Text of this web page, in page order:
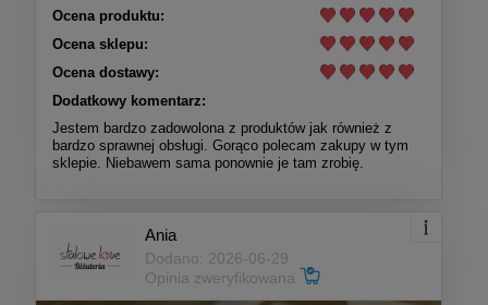
Ocena produktu:
Ocena sklepu:
Ocena dostawy:
Dodatkowy komentarz:
Jestem bardzo zadowolona z produktów jak również z
bardzo sprawnej obsługi. Gorąco polecam zakupy w tym
sklepie. Niebawem sama ponownie je tam zrobię.
Ania
Dodano: 2026-06-29
Opinia zweryfikowana